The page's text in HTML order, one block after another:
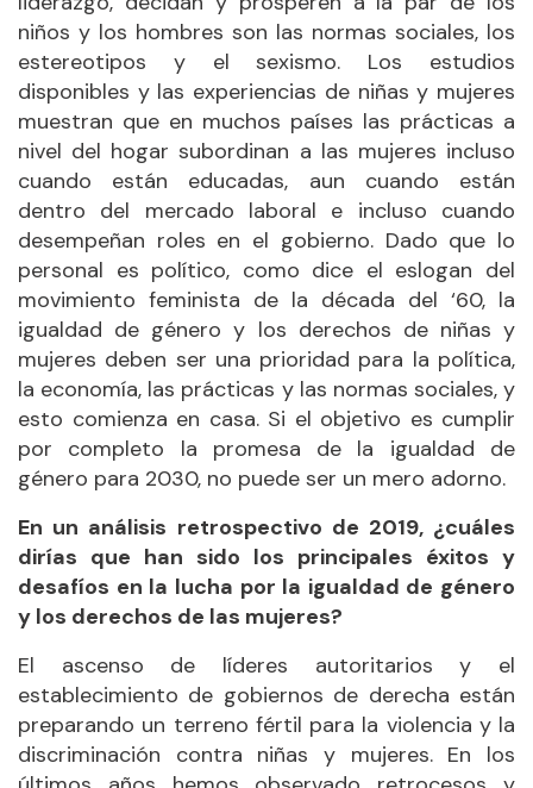
niños y los hombres son las normas sociales, los
estereotipos y el sexismo. Los estudios
disponibles y las experiencias de niñas y mujeres
muestran que en muchos países las prácticas a
nivel del hogar subordinan a las mujeres incluso
cuando están educadas, aun cuando están
dentro del mercado laboral e incluso cuando
desempeñan roles en el gobierno. Dado que lo
personal es político, como dice el eslogan del
movimiento feminista de la década del ‘60, la
igualdad de género y los derechos de niñas y
mujeres deben ser una prioridad para la política,
la economía, las prácticas y las normas sociales, y
esto comienza en casa. Si el objetivo es cumplir
por completo la promesa de la igualdad de
género para 2030, no puede ser un mero adorno.
En un análisis retrospectivo de 2019, ¿cuáles
dirías que han sido los principales éxitos y
desafíos en la lucha por la igualdad de género
y los derechos de las mujeres?
El ascenso de líderes autoritarios y el
establecimiento de gobiernos de derecha están
preparando un terreno fértil para la violencia y la
discriminación contra niñas y mujeres. En los